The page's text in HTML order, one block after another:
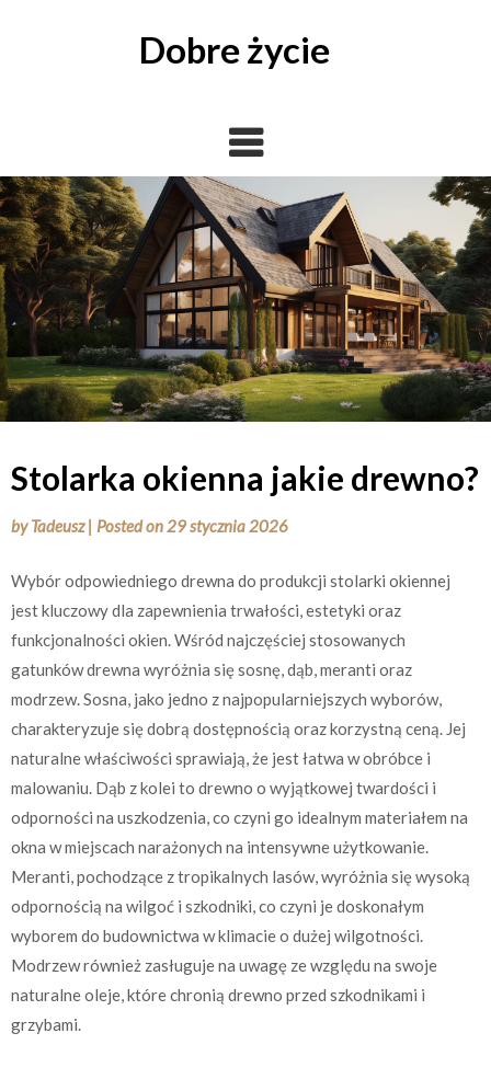
Dobre życie
Stolarka okienna jakie drewno?
byTadeusz | Posted on29 stycznia 2026
Wybór odpowiedniego drewna do produkcji stolarki okiennej
jest kluczowy dla zapewnienia trwałości, estetyki oraz
funkcjonalności okien. Wśród najczęściej stosowanych
gatunków drewna wyróżnia się sosnę, dąb, meranti oraz
modrzew. Sosna, jako jedno z najpopularniejszych wyborów,
charakteryzuje się dobrą dostępnością oraz korzystną ceną. Jej
naturalne właściwości sprawiają, że jest łatwa w obróbce i
malowaniu. Dąb z kolei to drewno o wyjątkowej twardości i
odporności na uszkodzenia, co czyni go idealnym materiałem na
okna w miejscach narażonych na intensywne użytkowanie.
Meranti, pochodzące z tropikalnych lasów, wyróżnia się wysoką
odpornością na wilgoć i szkodniki, co czyni je doskonałym
wyborem do budownictwa w klimacie o dużej wilgotności.
Modrzew również zasługuje na uwagę ze względu na swoje
naturalne oleje, które chronią drewno przed szkodnikami i
grzybami.